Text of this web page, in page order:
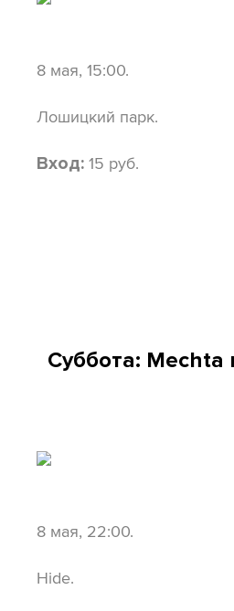
8 мая, 15:00.
Лошицкий парк.
Вход: 15 руб.
Суббота:
8 мая, 22:00.
Hide.